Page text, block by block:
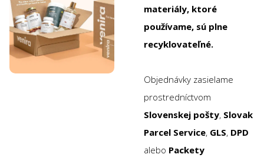
materiály, ktoré
používame, sú plne
recyklovateľné.
Objednávky zasielame
prostredníctvom
Slovenskej pošty, Slovak
Parcel Service, GLS, DPD
alebo Packety